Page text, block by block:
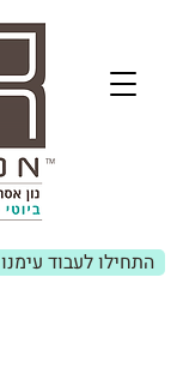
התחילו לעבוד עימנו